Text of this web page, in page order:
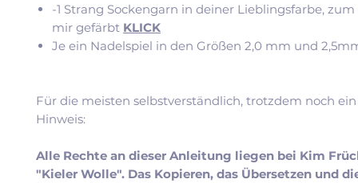
-1 Strang Sockengarn in deiner Lieblingsfarbe,
mir gefärbt KLICK
Je ein Nadelspiel in den Größen 2,0 mm und
Für die meisten selbstverständlich, trotzdem noch
Hinweis:
Alle Rechte an dieser Anleitung liegen bei Kim
"Kieler Wolle". Das Kopieren, das Übersetzen und